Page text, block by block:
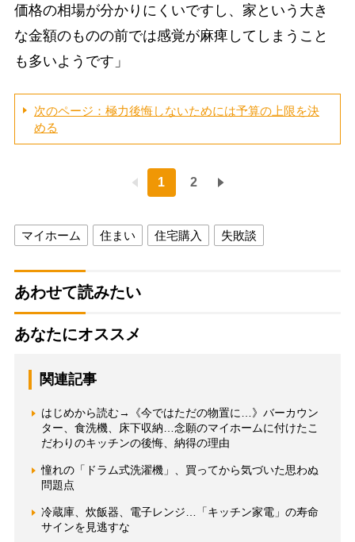
価格の相場が分かりにくいですし、家という大き
な金額のものの前では感覚が麻痺してしまうこと
も多いようです」
次のページ：極力後悔しないためには予算の上限を決
める
1 2
マイホーム 住まい 住宅購入 失敗談
あわせて読みたい
あなたにオススメ
関連記事
はじめから読む→《今ではただの物置に…》バーカウン
ター、食洗機、床下収納…念願のマイホームに付けたこ
だわりのキッチンの後悔、納得の理由
憧れの「ドラム式洗濯機」、買ってから気づいた思わぬ
問題点
冷蔵庫、炊飯器、電子レンジ…「キッチン家電」の寿命
サインを見逃すな